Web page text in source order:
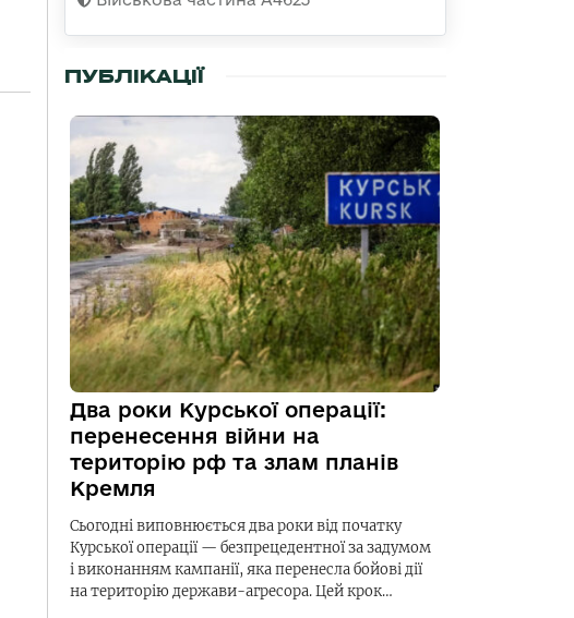
ПУБЛІКАЦІЇ
Два роки Курської операції:
перенесення війни на
територію рф та злам планів
Кремля
Сьогодні виповнюється два роки від початку
Курської операції — безпрецедентної за задумом
і виконанням кампанії, яка перенесла бойові дії
на територію держави-агресора. Цей крок…